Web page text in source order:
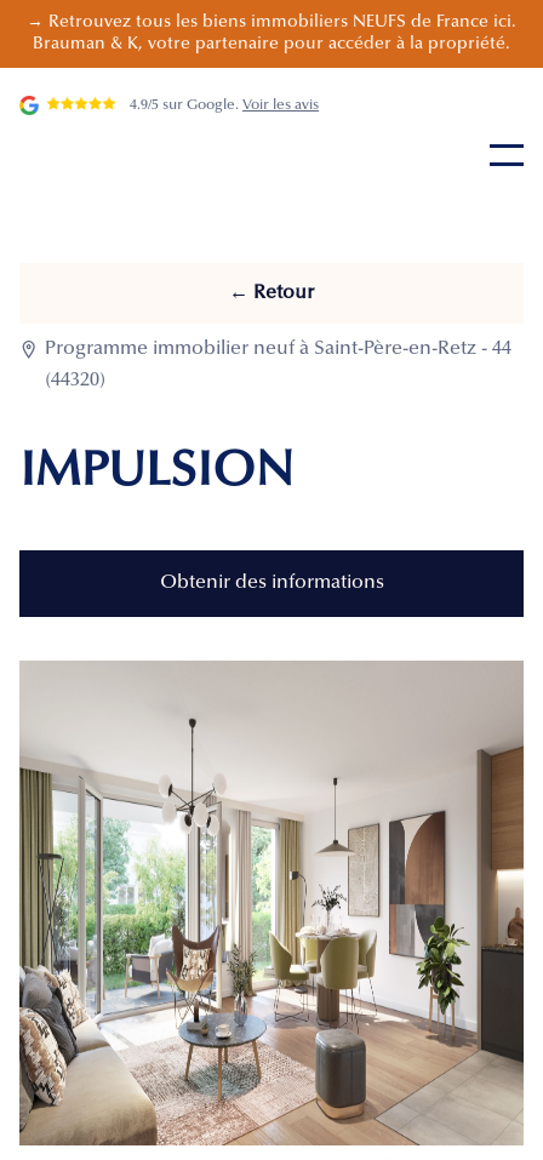
→ Retrouvez tous les biens immobiliers NEUFS de France ici.
Brauman & K, votre partenaire pour accéder à la propriété.
4.9/5 sur Google. Voir les avis
← Retour

Programme immobilier neuf à Saint-Père-en-Retz - 44
(44320)
IMPULSION
Obtenir des informations